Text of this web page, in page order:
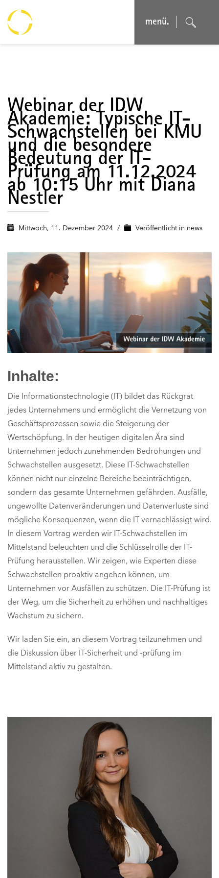
menü.
Webinar der IDW
Akademie: Typische IT-
Schwachstellen bei KMU
und die besondere
Bedeutung der IT-
Prüfung am 11.12.2024
ab 10:15 Uhr mit Diana
Nestler
Mittwoch, 11. Dezember 2024 / Veröffentlicht in news
Inhalte:
Die Informationstechnologie (IT) bildet das Rückgrat
jedes Unternehmens und ermöglicht die Vernetzung von
Geschäftsprozessen sowie die Steigerung der
Wertschöpfung. In der heutigen digitalen Ära sind
Unternehmen jedoch zunehmenden Bedrohungen und
Schwachstellen ausgesetzt. Diese IT-Schwachstellen
können nicht nur einzelne Bereiche beeinträchtigen,
sondern das gesamte Unternehmen gefährden. Ausfälle,
ungewollte Datenveränderungen und Datenverluste sind
mögliche Konsequenzen, wenn die IT vernachlässigt wird.
In diesem Vortrag werden wir IT-Schwachstellen im
Mittelstand beleuchten und die Schlüsselrolle der IT-
Prüfung herausstellen. Wir zeigen, wie Experten diese
Schwachstellen proaktiv angehen können, um
Unternehmen vor Ausfällen zu schützen. Die IT-Prüfung ist
der Weg, um die Sicherheit zu erhöhen und nachhaltiges
Wachstum zu sichern.
Wir laden Sie ein, an diesem Vortrag teilzunehmen und
die Diskussion über IT-Sicherheit und -prüfung im
Mittelstand aktiv zu gestalten.